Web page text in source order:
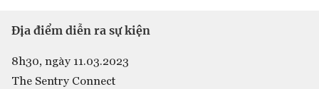
Địa điểm diễn ra sự kiện
8h30, ngày 11.03.2023
The Sentry Connect